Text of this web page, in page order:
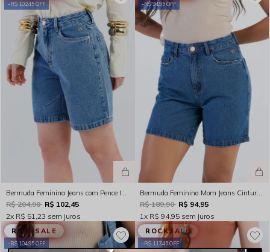
R$ 102,45 OFF
Bermuda Feminina Jeans com Pence Indigo Médio Rocksham - 253036
R$ 204,90 R$ 102,45
2x R$ 51,23 sem juros
R$ 94,95 OFF
Bermuda Feminina Mom Jeans Cintura Alta Indigo Escuro Rocksham - 254012
R$ 189,90 R$ 94,95
1x R$ 94,95 sem juros
R$ 104,95 OFF
ROCKSALE
R$ 117,45 OFF
ROCKSALE